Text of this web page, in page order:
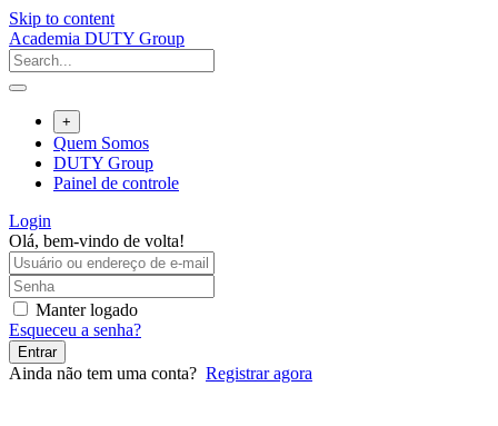
Skip to content
Academia DUTY Group
+
Quem Somos
DUTY Group
Painel de controle
Login
Olá, bem-vindo de volta!
Manter logado
Esqueceu a senha?
Entrar
Ainda não tem uma conta? Registrar agora